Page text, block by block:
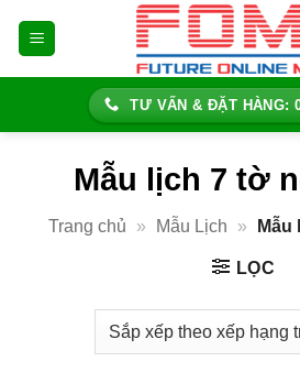
TƯ VẤN & ĐẶT HÀNG:
Mẫu lịch 7 tờ
Trang chủ » Mẫu Lịch » Mẫu
LỌC